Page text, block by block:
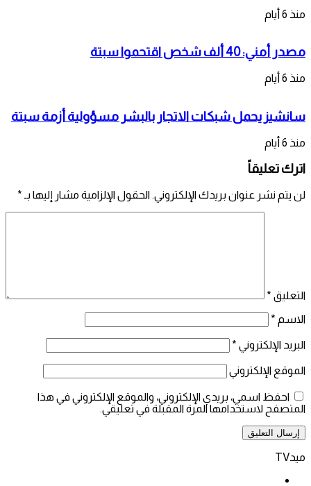
منذ 6 أيام
مصدر أمني: 40 ألف شخص اقتحموا سبتة
منذ 6 أيام
سانشيز يحمل شبكات الاتجار بالبشر مسؤولية أزمة سبتة
منذ 6 أيام
اترك تعليقاً
لن يتم نشر عنوان بريدك الإلكتروني. الحقول الإلزامية مشار إليها بـ *
التعليق *
الاسم *
البريد الإلكتروني *
الموقع الإلكتروني
احفظ اسمي، بريدي الإلكتروني، والموقع الإلكتروني في هذا
المتصفح لاستخدامها المرة المقبلة في تعليقي.
ميدTV